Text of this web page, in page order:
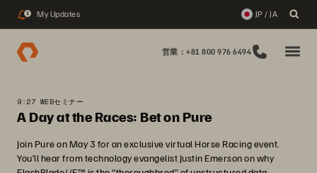
1 My Updates JP / JA
営業：+81 800 976 6494
9:27 WEBセミナー
A Day at the Races: Bet on Pure
Join Pure on May 3 for an exclusive virtual Horse Racing event.
You’ll hear from technology evangelist Justin Emerson on why